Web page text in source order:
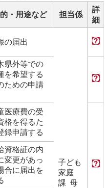
的・用途など 担当係
詳
細
の届出
子ども
家庭
課 母
県外等での
を希望する
ための申請
医療費の受
格を得るた
録申請する
資格証の内
変更があっ
合に届出を